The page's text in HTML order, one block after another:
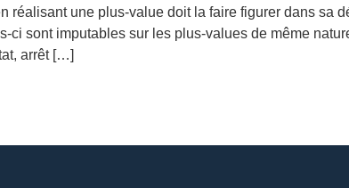
une plus-value doit la faire figurer dans sa
sont imputables sur les plus-values de même
arrêt […]